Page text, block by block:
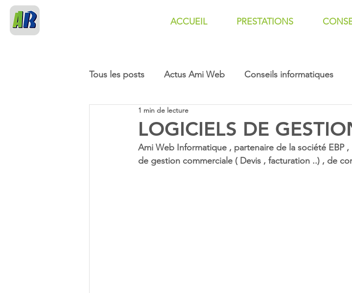
ACCUEIL PRESTATIONS
Tous les posts Actus Ami Web Conseils informatiques
LOGICIELS DE
1 min de lecture
Ami Web Informatique , partenaire de la société EBP
de gestion commerciale ( Devis , facturation ..) , de